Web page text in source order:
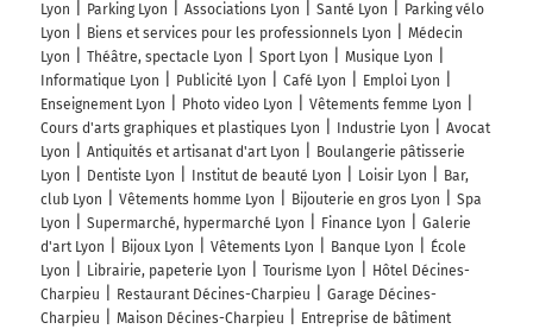
Lyon
Parking Lyon Associations Lyon Santé Lyon
Parking vélo
Lyon
Biens et services pour les professionnels Lyon
Médecin
Lyon
Théâtre, spectacle Lyon Sport Lyon
Musique Lyon
Informatique Lyon
Publicité Lyon Café Lyon
Emploi Lyon
Enseignement Lyon
Photo video Lyon
Vêtements femme Lyon
Cours d'arts graphiques et plastiques Lyon
Industrie Lyon
Avocat
Lyon
Antiquités et artisanat d'art Lyon
Boulangerie pâtisserie
Lyon
Dentiste Lyon Institut de beauté Lyon Loisir Lyon
Bar,
club Lyon
Vêtements homme Lyon Bijouterie en gros Lyon
Spa
Lyon
Supermarché, hypermarché Lyon Finance Lyon
Galerie
d'art Lyon
Bijoux Lyon Vêtements Lyon Banque Lyon
École
Lyon
Librairie, papeterie Lyon Tourisme Lyon
Hôtel Décines-
Charpieu
Restaurant Décines-Charpieu
Garage Décines-
Charpieu
Maison Décines-Charpieu
Entreprise de bâtiment